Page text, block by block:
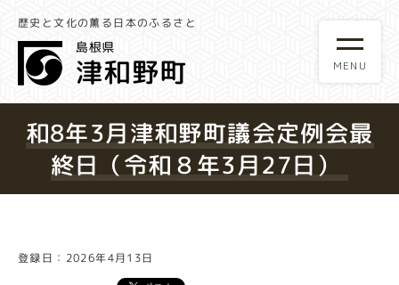
歴史と文化の薫る日本のふるさと
和8年3月津和野町議会定例会最
終日（令和８年3月27日）
登録日：2026年4月13日